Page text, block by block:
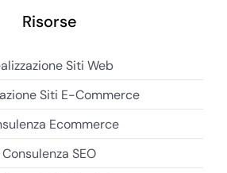
Risorse
Siti Web
Siti E-Commerce
Ecommerce
Consulenza SEO